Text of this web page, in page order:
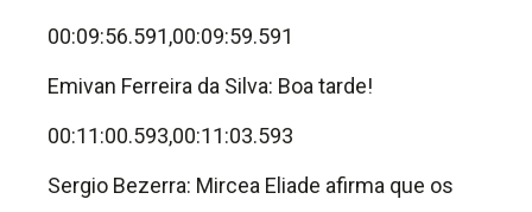
00:09:56.591,00:09:59.591
Emivan Ferreira da Silva: Boa tarde!
00:11:00.593,00:11:03.593
Sergio Bezerra: Mircea Eliade afirma que os